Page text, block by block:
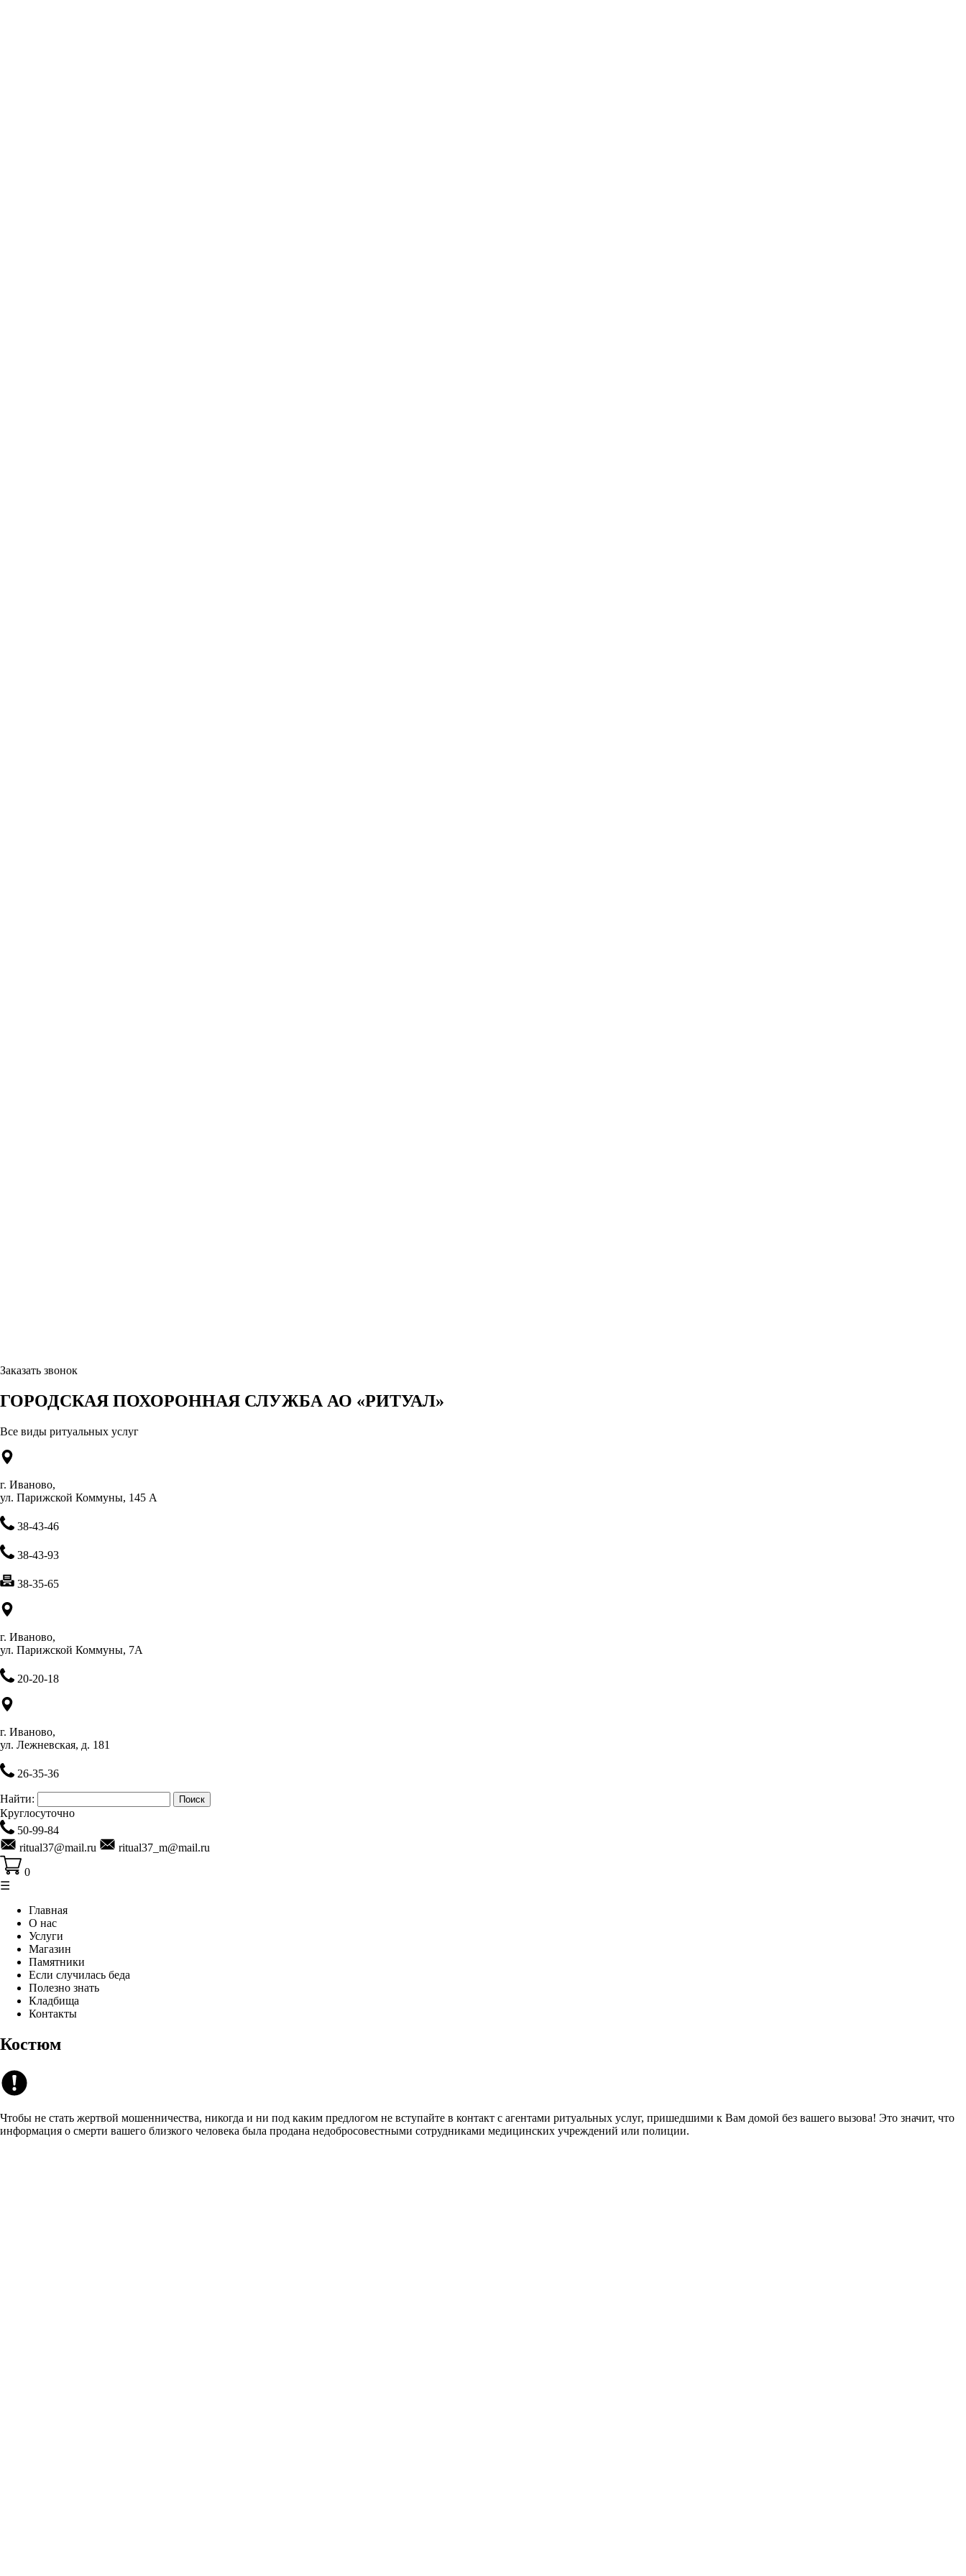
Заказать звонок
ГОРОДСКАЯ ПОХОРОННАЯ СЛУЖБА АО «РИТУАЛ»
Все виды ритуальных услуг
г. Иваново,
ул. Парижской Коммуны, 145 А
38-43-46
38-43-93
38-35-65
г. Иваново,
ул. Парижской Коммуны, 7А
20-20-18
г. Иваново,
ул. Лежневская, д. 181
26-35-36
Найти:
Круглосуточно
50-99-84
ritual37@mail.ru
ritual37_m@mail.ru
0
☰
Главная
О нас
Услуги
Магазин
Памятники
Если случилась беда
Полезно знать
Кладбища
Контакты
Костюм
Чтобы не стать жертвой мошенничества, никогда и ни под каким предлогом не вступайте в контакт с агентами ритуальных услуг, пришедшими к Вам домой без вашего вызова! Это значит, что
информация о смерти вашего близкого человека была продана недобросовестными сотрудниками медицинских учреждений или полиции.